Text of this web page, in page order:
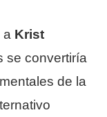
a Krist
se convertiría
de la